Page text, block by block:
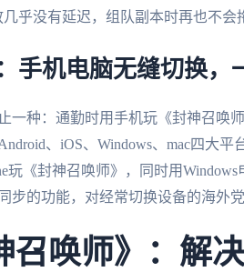
几乎没有延迟，组队副本时再也不会
手机电脑无缝切换，
一种：通勤时用手机玩《封神召唤
、iOS、Windows、mac四大
玩《封神召唤师》，同时用
步的功能，对经常切换设备的海外
召唤师》：解